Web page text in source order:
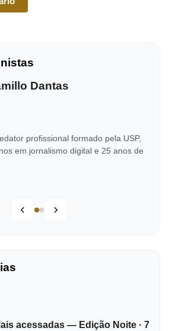
Dantas
profissional formado pela USP,
em jornalismo digital e 25 anos de
acessadas — Edição Noite · 7